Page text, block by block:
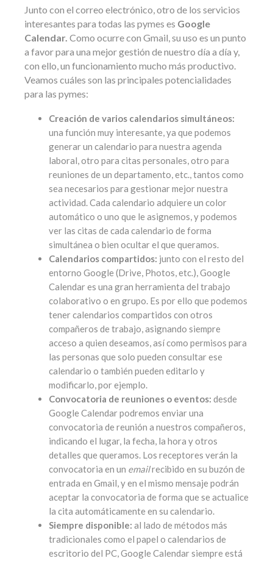
Junto con el correo electrónico, otro de los servicios
interesantes para todas las pymes es Google
Calendar. Como ocurre con Gmail, su uso es un punto
a favor para una mejor gestión de nuestro día a día y,
con ello, un funcionamiento mucho más productivo.
Veamos cuáles son las principales potencialidades
para las pymes:
Creación de varios calendarios simultáneos:
una función muy interesante, ya que podemos
generar un calendario para nuestra agenda
laboral, otro para citas personales, otro para
reuniones de un departamento, etc., tantos como
sea necesarios para gestionar mejor nuestra
actividad. Cada calendario adquiere un color
automático o uno que le asignemos, y podemos
ver las citas de cada calendario de forma
simultánea o bien ocultar el que queramos.
Calendarios compartidos: junto con el resto del
entorno Google (Drive, Photos, etc.), Google
Calendar es una gran herramienta del trabajo
colaborativo o en grupo. Es por ello que podemos
tener calendarios compartidos con otros
compañeros de trabajo, asignando siempre
acceso a quien deseamos, así como permisos para
las personas que solo pueden consultar ese
calendario o también pueden editarlo y
modificarlo, por ejemplo.
Convocatoria de reuniones o eventos: desde
Google Calendar podremos enviar una
convocatoria de reunión a nuestros compañeros,
indicando el lugar, la fecha, la hora y otros
detalles que queramos. Los receptores verán la
convocatoria en un emailrecibido en su buzón de
entrada en Gmail, y en el mismo mensaje podrán
aceptar la convocatoria de forma que se actualice
la cita automáticamente en su calendario.
Siempre disponible: al lado de métodos más
tradicionales como el papel o calendarios de
escritorio del PC, Google Calendar siempre está